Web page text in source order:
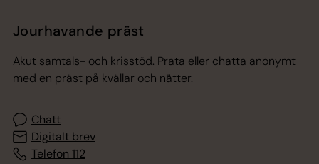
Jourhavande präst
Akut samtals- och krisstöd. Prata eller chatta anonymt
med en präst på kvällar och nätter.
Chatt
Digitalt brev
Telefon 112